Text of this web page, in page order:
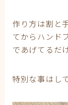
作り方は割と
てからハンド
であげてるだけ
特別な事はし